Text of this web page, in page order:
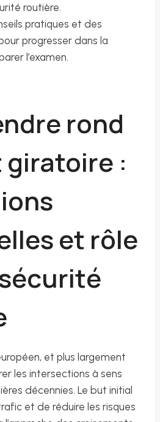
routière.
pratiques et des
progresser dans la
l’examen.
rond
:
et rôle
et plus largement
les intersections à sens
décennies. Le but initial
et de réduire les risques